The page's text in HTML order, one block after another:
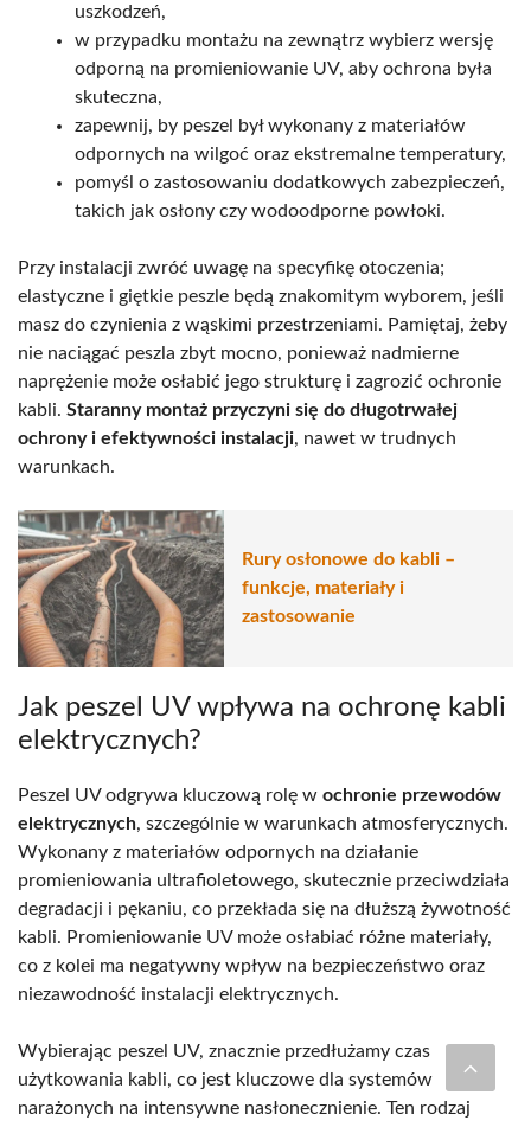
uszkodzeń,
w przypadku montażu na zewnątrz wybierz wersję
odporną na promieniowanie UV, aby ochrona była
skuteczna,
zapewnij, by peszel był wykonany z materiałów
odpornych na wilgoć oraz ekstremalne temperatury,
pomyśl o zastosowaniu dodatkowych zabezpieczeń,
takich jak osłony czy wodoodporne powłoki.
Przy instalacji zwróć uwagę na specyfikę otoczenia;
elastyczne i giętkie peszle będą znakomitym wyborem, jeśli
masz do czynienia z wąskimi przestrzeniami. Pamiętaj, żeby
nie naciągać peszla zbyt mocno, ponieważ nadmierne
naprężenie może osłabić jego strukturę i zagrozić ochronie
kabli. Staranny montaż przyczyni się do długotrwałej
ochrony i efektywności instalacji, nawet w trudnych
warunkach.
Rury osłonowe do kabli –
funkcje, materiały i
zastosowanie
Jak peszel UV wpływa na ochronę kabli
elektrycznych?
Peszel UV odgrywa kluczową rolę w ochronie przewodów
elektrycznych, szczególnie w warunkach atmosferycznych.
Wykonany z materiałów odpornych na działanie
promieniowania ultrafioletowego, skutecznie przeciwdziała
degradacji i pękaniu, co przekłada się na dłuższą żywotność
kabli. Promieniowanie UV może osłabiać różne materiały,
co z kolei ma negatywny wpływ na bezpieczeństwo oraz
niezawodność instalacji elektrycznych.
Wybierając peszel UV, znacznie przedłużamy czas
użytkowania kabli, co jest kluczowe dla systemów
narażonych na intensywne nasłonecznienie. Ten rodzaj